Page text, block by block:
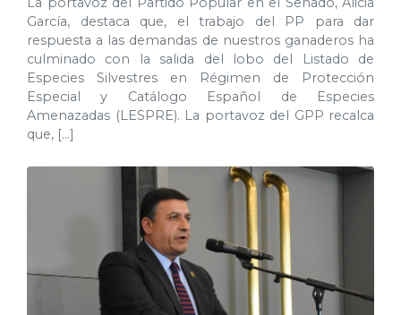
García, destaca que, el trabajo del PP para dar
respuesta a las demandas de nuestros ganaderos ha
culminado con la salida del lobo del Listado de
Especies Silvestres en Régimen de Protección
Especial y Catálogo Español de Especies
Amenazadas (LESPRE). La portavoz del GPP recalca
que, […]